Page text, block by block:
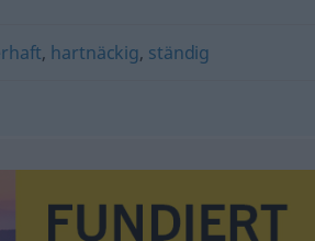
, hartnäckig, ständig